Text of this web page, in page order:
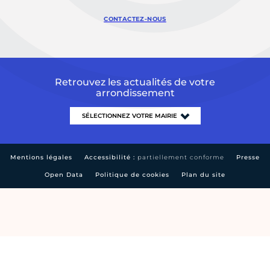
CONTACTEZ-NOUS
Retrouvez les actualités de votre
arrondissement
Mentions légales Accessibilité : partiellement conforme Presse
Open Data Politique de cookies Plan du site